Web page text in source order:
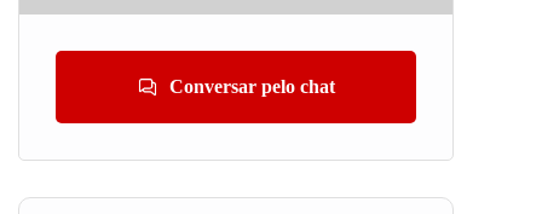
Conversar pelo chat